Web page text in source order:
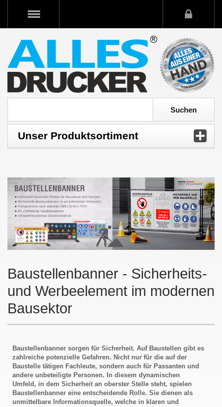
Unser Produktsortiment
Baustellenbanner - Sicherheits-
und Werbeelement im modernen
Bausektor
Baustellenbanner sorgen für Sicherheit. Auf Baustellen gibt es
zahlreiche potenzielle Gefahren. Nicht nur für die auf der
Baustelle tätigen Fachleute, sondern auch für Passanten und
andere unbeteiligte Personen. In diesem dynamischen
Umfeld, in dem Sicherheit an oberster Stelle steht, spielen
Baustellenbanner eine entscheidende Rolle. Sie dienen als
unmittelbare Informationsquelle, welche in klaren und